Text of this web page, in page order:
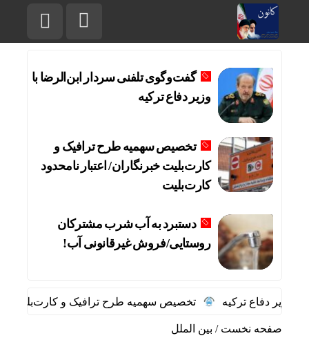
گفت‌وگوی تلفنی سردار ابن‌الرضا با
وزیر دفاع ترکیه
تخصیص سهمیه طرح ترافیک و
کارت‌بلیت خبرنگاران/ اعتبار نامحدود
کارت‌بلیت
دستبرد به آب شرب مشترکان
روستایی/فروش غیرقانونی آب!
دفاع ترکیه تخصیص سهمیه طرح ترافیک و کارت‌بلیت
صفحه نخست / بین الملل